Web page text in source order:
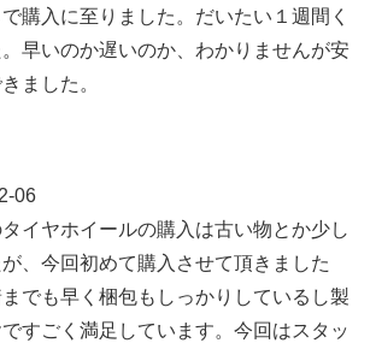
購入に至りました。だいたい１週間く
早いのか遅いのか、わかりませんが安
ました。
06
イヤホイールの購入は古い物とか少し
、今回初めて購入させて頂きました
でも早く梱包もしっかりしているし製
すごく満足しています。今回はスタッ